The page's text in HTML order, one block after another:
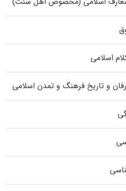
اسلامی
و تاریخ فرهنگ و تمدن اسلامی